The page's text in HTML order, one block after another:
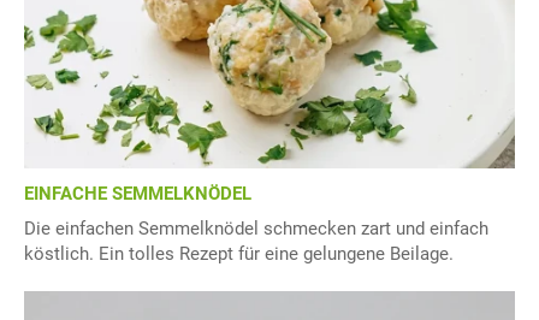
EINFACHE SEMMELKNÖDEL
Die einfachen Semmelknödel schmecken zart und einfach
köstlich. Ein tolles Rezept für eine gelungene Beilage.